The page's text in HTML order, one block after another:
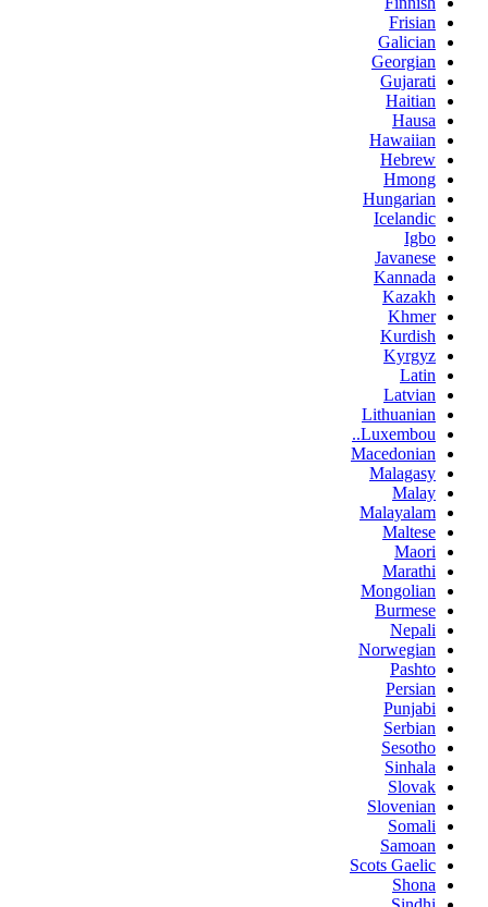
Frisian
Galician
Georgian
Gujarati
Haitian
Hausa
Hawaiian
Hebrew
Hmong
Hungarian
Icelandic
Igbo
Javanese
Kannada
Kazakh
Khmer
Kurdish
Kyrgyz
Latin
Latvian
Lithuanian
Luxembou..
Macedonian
Malagasy
Malay
Malayalam
Maltese
Maori
Marathi
Mongolian
Burmese
Nepali
Norwegian
Pashto
Persian
Punjabi
Serbian
Sesotho
Sinhala
Slovak
Slovenian
Somali
Samoan
Scots Gaelic
Shona